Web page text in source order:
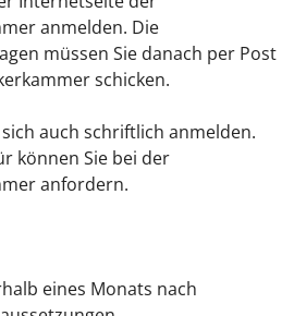
anmelden. Die
müssen Sie danach per Post
schicken.
auch schriftlich anmelden.
können Sie bei der
anfordern.
eines Monats nach